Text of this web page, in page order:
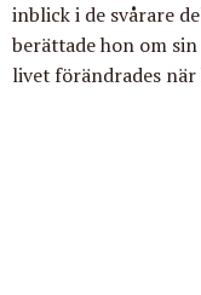
inblick i de svårare
berättade hon om
livet förändrades